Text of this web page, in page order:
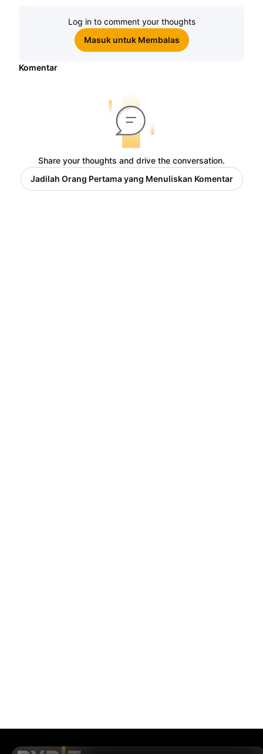
Log in to comment your thoughts
Masuk untuk Membalas
Komentar
Share your thoughts and drive the conversation.
Jadilah Orang Pertama yang Menuliskan Komentar